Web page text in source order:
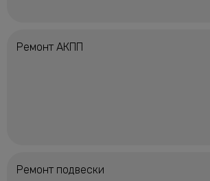
Ремонт АКПП
Ремонт подвески